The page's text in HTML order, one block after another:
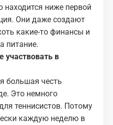
находится ниже первой
Они даже создают
какие-то финансы и
питание.
участвовать в
большая честь
Это немного
теннисистов. Потому
каждую неделю в